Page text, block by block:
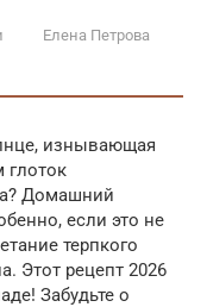
Елена Петрова
изнывающая
Домашний
если это не
терпкого
Этот рецепт 2026
Забудьте о